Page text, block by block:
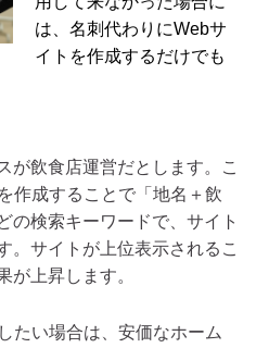
は、名刺代わりにWebサ
イトを作成するだけでも
が飲食店運営だとします。こ
作成することで「地名＋飲
の検索キーワードで、サイト
。サイトが上位表示されるこ
が上昇します。
たい場合は、安価なホーム